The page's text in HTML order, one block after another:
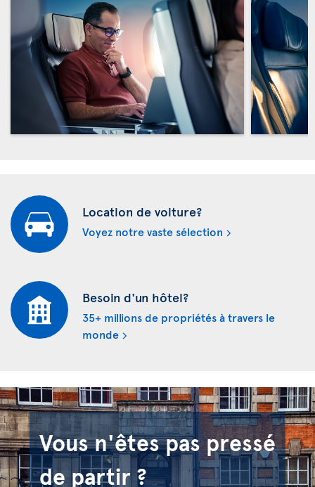
Location de voiture?
Voyez notre vaste sélection
Besoin d'un hôtel?
35+ millions de propriétés à travers le
monde
Vous n'êtes pas pressé
de partir ?